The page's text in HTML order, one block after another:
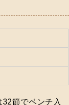
節でベンチ入